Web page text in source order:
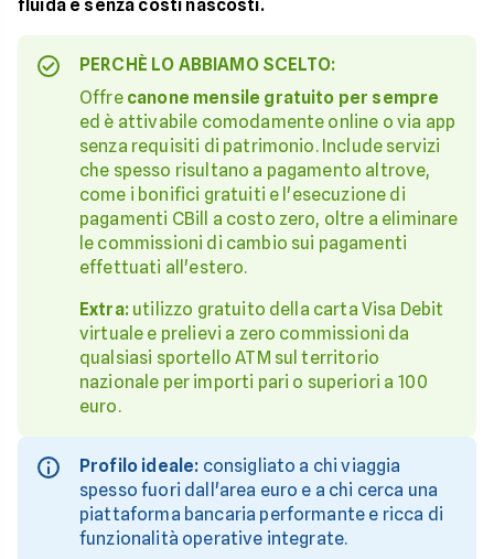
fluida e senza costi nascosti.
PERCHÈ LO ABBIAMO SCELTO:
Offre canone mensile gratuito per sempre
ed è attivabile comodamente online o via app
senza requisiti di patrimonio. Include servizi
che spesso risultano a pagamento altrove,
come i bonifici gratuiti e l'esecuzione di
pagamenti CBill a costo zero, oltre a eliminare
le commissioni di cambio sui pagamenti
effettuati all'estero.
Extra:utilizzo gratuito della carta Visa Debit
virtuale e prelievi a zero commissioni da
qualsiasi sportello ATM sul territorio
nazionale per importi pari o superiori a 100
euro.
Profilo ideale: consigliato a chi viaggia
spesso fuori dall'area euro e a chi cerca una
piattaforma bancaria performante e ricca di
funzionalità operative integrate.